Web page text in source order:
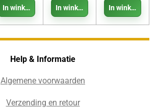
In winkelwagen In winkelwagen In
Help & Informatie
Algemene voorwaarden
Verzending en retour